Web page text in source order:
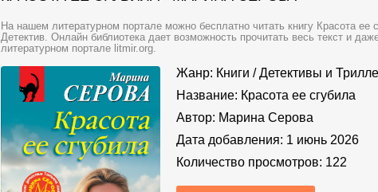
На нашем литературном портале можно бесплатно читать книгу Красота
Детектив. Онлайн библиотека дает возможность прочитать весь текст и
литературном портале litmir.org.
Жанр: Книги /Детективы и
Название: Красота ее сгубила
Автор: Марина Серова
Дата добавления: 1 июнь 2026
Количество просмотров: 122